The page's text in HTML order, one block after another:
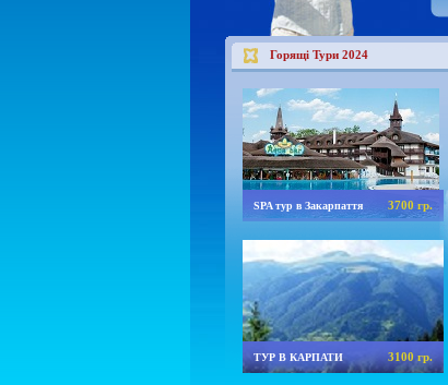
Горящі Тури 2024
SPA тур в Закарпаття 3700 гр.
ТУР В КАРПАТИ 3100 гр.